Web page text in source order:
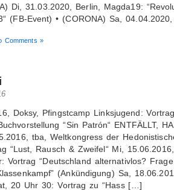
Di, 31.03.2020, Berlin, Magda19:
(FB-Event) • (CORONA) Sa,
Comments »
Doksy, Pfingstcamp Linksjugend:
“Sin Patrón“ ENTFÄLLT,
tba, Weltkongress der
“Lust, Rausch & Zweifel“ Mi, 15.06.2016,
Vortrag “Deutschland alternativlos?
(Ankündigung) Sa,
20 Uhr 30: Vortrag zu “Hass […]